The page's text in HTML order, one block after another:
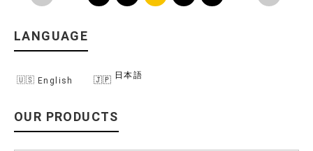
LANGUAGE
English
日本語
OUR PRODUCTS